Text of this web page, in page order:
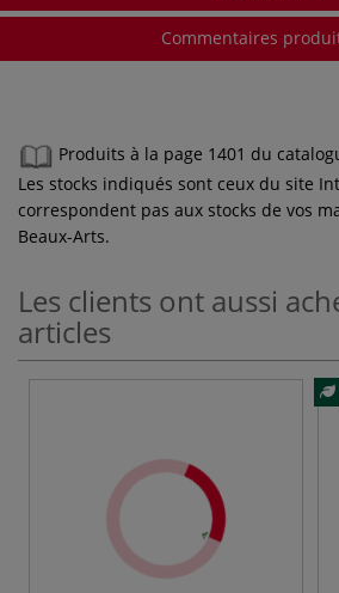
Commentaires
Produits à la page 1401 du
Les stocks indiqués sont ceux du site
correspondent pas aux stocks de vos
Beaux-Arts.
Les clients ont aussi
articles